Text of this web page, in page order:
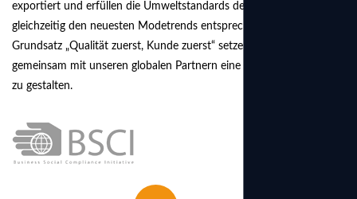
exportiert und erfüllen die Umweltstandards der EU, während sie
gleichzeitig den neuesten Modetrends entsprechen. Nach dem
Grundsatz „Qualität zuerst, Kunde zuerst“ setzen wir uns dafür ein,
gemeinsam mit unseren globalen Partnern eine erfolgreiche Zukunft
zu gestalten.